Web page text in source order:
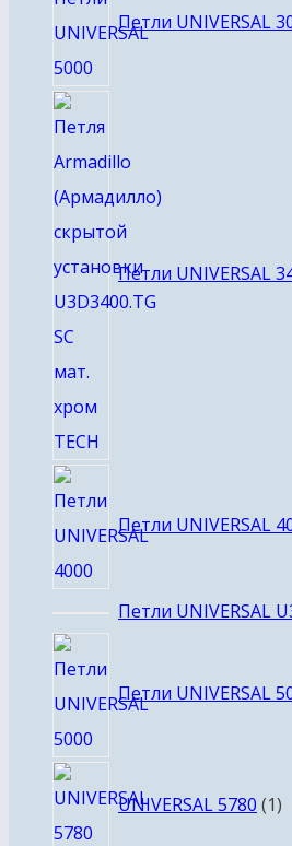
Петли UNIVERSAL
Петли UNIVERSAL
Петли UNIVERSAL
Петли UNIVERSAL
Петли UNIVERSAL
UNIVERSAL 5780 1